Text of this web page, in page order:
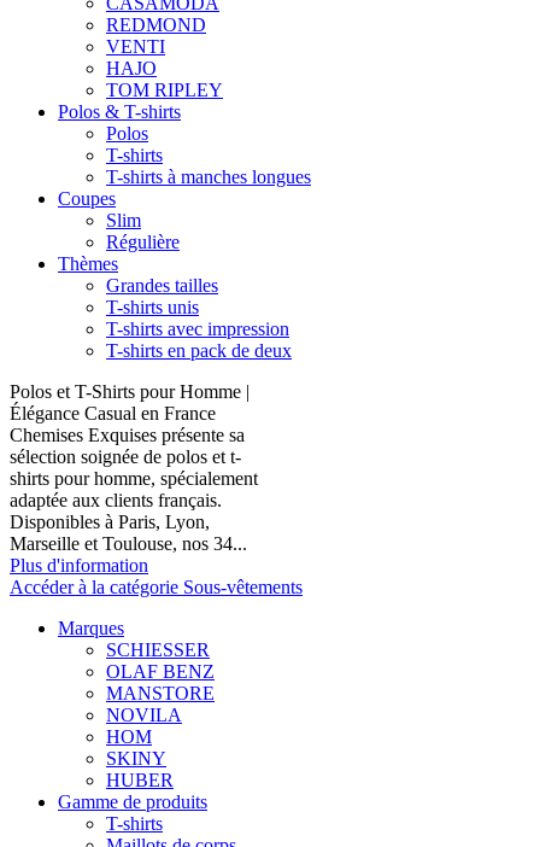
REDMOND
VENTI
HAJO
TOM RIPLEY
Polos & T-shirts
Polos
T-shirts
T-shirts à manches longues
Coupes
Slim
Régulière
Thèmes
Grandes tailles
T-shirts unis
T-shirts avec impression
T-shirts en pack de deux
Polos et T-Shirts pour Homme |
Élégance Casual en France
Chemises Exquises présente sa
sélection soignée de polos et t-
shirts pour homme, spécialement
adaptée aux clients français.
Disponibles à Paris, Lyon,
Marseille et Toulouse, nos 34...
Plus d'information
Accéder à la catégorie Sous-vêtements
Marques
SCHIESSER
OLAF BENZ
MANSTORE
NOVILA
HOM
SKINY
HUBER
Gamme de produits
T-shirts